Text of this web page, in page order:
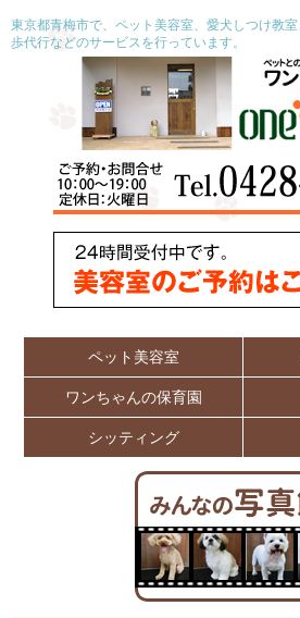
東京都青梅市で、ペット美容室、愛犬しつけ教
歩代行などのサービスを行っています。
ペット美容室
ワンちゃんの保育園
シッティング